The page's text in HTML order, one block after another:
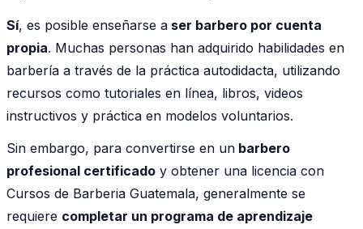
Sí, es posible enseñarse a ser barbero por cuenta
propia. Muchas personas han adquirido habilidades en
barbería a través de la práctica autodidacta, utilizando
recursos como tutoriales en línea, libros, videos
instructivos y práctica en modelos voluntarios.
Sin embargo, para convertirse en un barbero
profesional certificado y obtener una licencia con
Cursos de Barberia Guatemala, generalmente se
requiere completar un programa de aprendizaje